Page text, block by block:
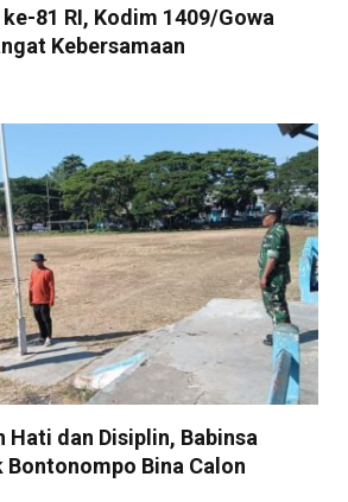
81 RI, Kodim 1409/Gowa
Kebersamaan
Hati dan Disiplin, Babinsa
Bontonompo Bina Calon